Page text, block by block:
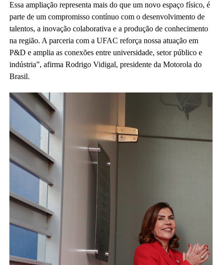
Essa ampliação representa mais do que um novo espaço físico, é
parte de um compromisso contínuo com o desenvolvimento de
talentos, a inovação colaborativa e a produção de conhecimento
na região. A parceria com a UFAC reforça nossa atuação em
P&D e amplia as conexões entre universidade, setor público e
indústria”, afirma Rodrigo Vidigal, presidente da Motorola do
Brasil.